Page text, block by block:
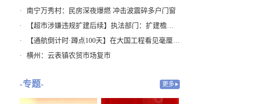
·
南宁万秀村：民房深夜爆燃 冲击波震碎多户门窗
·
【超市涉嫌违规扩建后续】执法部门：扩建檐廊涉嫌违建 是否占地有待认定
·
【通航倒计时·蹲点100天】在大国工程看见毫厘之“精”
·
横州：云表镇农贸市场复市
-专题- 更多